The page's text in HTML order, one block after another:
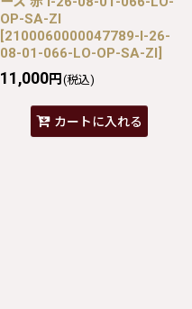
OP-SA-ZI
[2100060000047789-I-26-
08-01-066-LO-OP-SA-ZI]
11,000円 (税込)
カートに入れる